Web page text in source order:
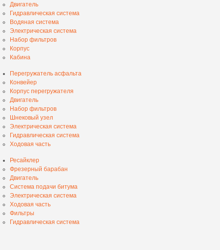
Двигатель
Гидравлическая система
Водяная система
Электрическая система
Набор фильтров
Корпус
Кабина
Перегружатель асфальта
Конвейер
Корпус перегружателя
Двигатель
Набор фильтров
Шнековый узел
Электрическая система
Гидравлическая система
Ходовая часть
Ресайклер
Фрезерный барабан
Двигатель
Система подачи битума
Электрическая система
Ходовая часть
Фильтры
Гидравлическая система